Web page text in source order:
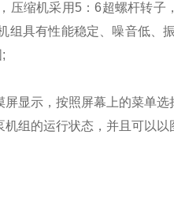
缩机采用5：6超螺杆转子
具有性能稳定、噪音低、
显示，按照屏幕上的菜单
组的运行状态，并且可以以